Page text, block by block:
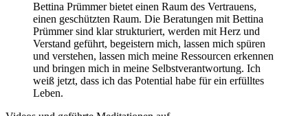
Bettina Prümmer bietet einen Raum des Vertrauens,
einen geschützten Raum. Die Beratungen mit Bettina
Prümmer sind klar strukturiert, werden mit Herz und
Verstand geführt, begeistern mich, lassen mich spüren
und verstehen, lassen mich meine Ressourcen erkennen
und bringen mich in meine Selbstverantwortung. Ich
weiß jetzt, dass ich das Potential habe für ein erfülltes
Leben.